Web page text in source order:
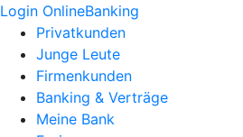
Login OnlineBanking
Privatkunden
Junge Leute
Firmenkunden
Banking & Verträge
Meine Bank